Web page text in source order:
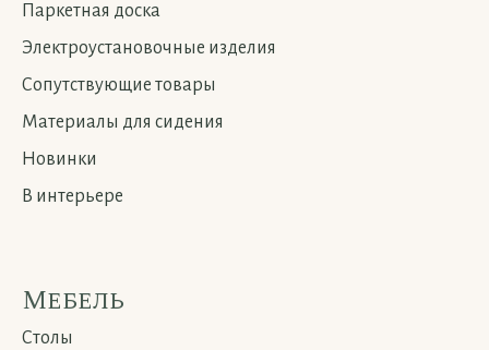
Паркетная доска
Электроустановочные изделия
Сопутствующие товары
Материалы для сидения
Новинки
В интерьере
Мебель
Столы